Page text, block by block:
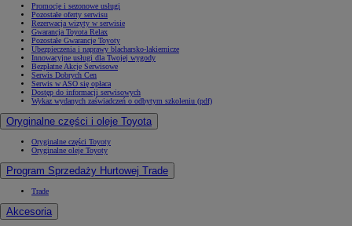
Promocje i sezonowe usługi
Pozostałe oferty serwisu
Rezerwacja wizyty w serwisie
Gwarancja Toyota Relax
Pozostałe Gwarancje Toyoty
Ubezpieczenia i naprawy blacharsko-lakiernicze
Innowacyjne usługi dla Twojej wygody
Bezpłatne Akcje Serwisowe
Serwis Dobrych Cen
Serwis w ASO się opłaca
Dostęp do informacji serwisowych
Wykaz wydanych zaświadczeń o odbytym szkoleniu (pdf)
Oryginalne części i oleje Toyota
Oryginalne części Toyoty
Oryginalne oleje Toyoty
Program Sprzedaży Hurtowej Trade
Trade
Akcesoria